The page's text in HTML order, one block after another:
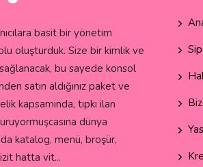
basit bir yönetim
oluşturduk. Size bir kimlik ve
bu sayede konsol
satın aldığınız paket ve
kapsamında, tıpkı ilan
dünya
katalog, menü, broşür,
hatta vit...